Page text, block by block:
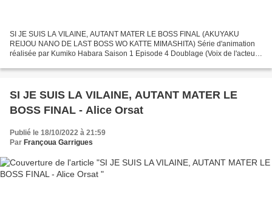
SI JE SUIS LA VILAINE, AUTANT MATER LE BOSS FINAL (AKUYAKU
REIJOU NANO DE LAST BOSS WO KATTE MIMASHITA) Série d'animation
réalisée par Kumiko Habara Saison 1 Episode 4 Doublage (Voix de l'acteur
SI JE SUIS LA VILAINE, AUTANT MATER LE
BOSS FINAL - Alice Orsat
Publié le 18/10/2022 à 21:59
Par Françoua Garrigues